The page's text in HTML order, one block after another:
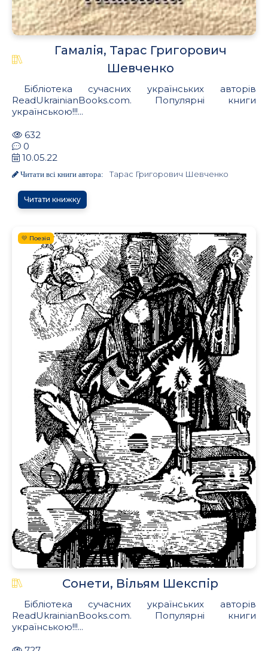
Гамалія, Тарас Григорович
Шевченко
Бібліотека сучасних українських авторів
ReadUkrainianBooks.com. Популярні книги
українською!!!...
632
0
10.05.22
Читати всі книги автора: Тарас Григорович Шевченко
Читати книжку
💛 Поезія
Сонети, Вільям Шекспір
Бібліотека сучасних українських авторів
ReadUkrainianBooks.com. Популярні книги
українською!!!...